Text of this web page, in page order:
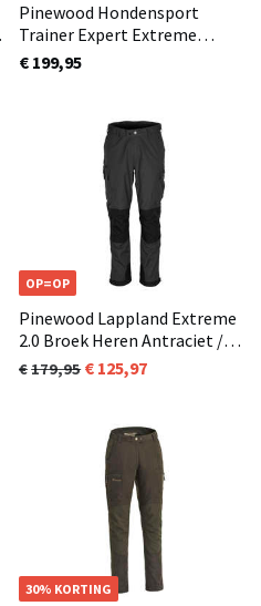
Pinewood Hondensport
Trainer Expert Extreme
Broek Dames Mosgroen (135)
€ 199,95
OP=OP
Pinewood Lappland Extreme
2.0 Broek Heren Antraciet /
Zwart (446) Ook in korte
lengtemaat verkrijgbaar
179,95 125,97
30% KORTING